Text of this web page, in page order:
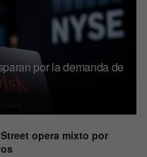
por la demanda de
opera mixto por